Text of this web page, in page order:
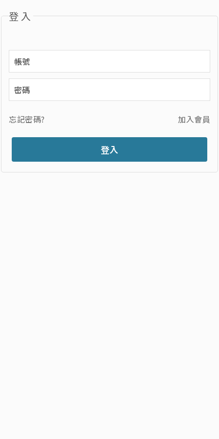
登入
忘記密碼? 加入會員